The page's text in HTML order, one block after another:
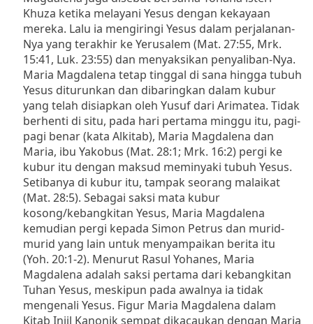
Khuza ketika melayani Yesus dengan kekayaan
mereka. Lalu ia mengiringi Yesus dalam perjalanan-
Nya yang terakhir ke Yerusalem (Mat. 27:55, Mrk.
15:41, Luk. 23:55) dan menyaksikan penyaliban-Nya.
Maria Magdalena tetap tinggal di sana hingga tubuh
Yesus diturunkan dan dibaringkan dalam kubur
yang telah disiapkan oleh Yusuf dari Arimatea. Tidak
berhenti di situ, pada hari pertama minggu itu, pagi-
pagi benar (kata Alkitab), Maria Magdalena dan
Maria, ibu Yakobus (Mat. 28:1; Mrk. 16:2) pergi ke
kubur itu dengan maksud meminyaki tubuh Yesus.
Setibanya di kubur itu, tampak seorang malaikat
(Mat. 28:5). Sebagai saksi mata kubur
kosong/kebangkitan Yesus, Maria Magdalena
kemudian pergi kepada Simon Petrus dan murid-
murid yang lain untuk menyampaikan berita itu
(Yoh. 20:1-2). Menurut Rasul Yohanes, Maria
Magdalena adalah saksi pertama dari kebangkitan
Tuhan Yesus, meskipun pada awalnya ia tidak
mengenali Yesus. Figur Maria Magdalena dalam
Kitab Injil Kanonik sempat dikacaukan dengan Maria